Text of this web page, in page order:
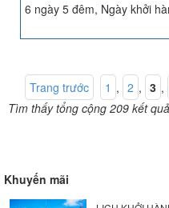
6 ngày 5 đêm, Ngày khởi
Trang trước 1 , 2 , 3 ,
Tìm thấy tổng cộng 209 kết quả
Khuyến mãi